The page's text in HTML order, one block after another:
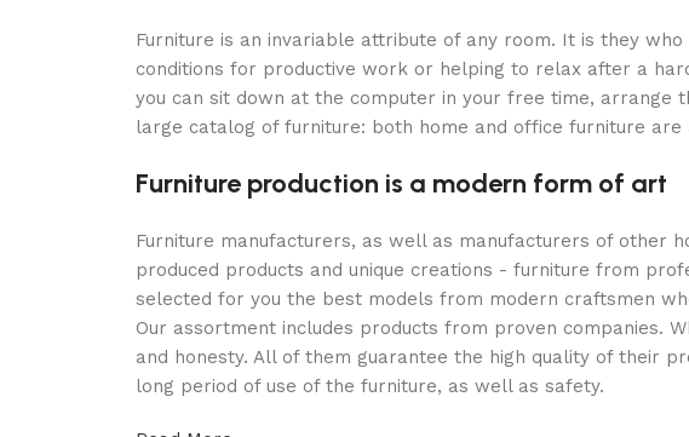
Furniture is an invariable attribute of any room. It is they
conditions for productive work or helping to relax after a
you can sit down at the computer in your free time, arrange
large catalog of furniture: both home and office furniture are
Furniture production is a modern form of art
Furniture manufacturers, as well as manufacturers of other
produced products and unique creations - furniture from
selected for you the best models from modern craftsmen
Our assortment includes products from proven companies.
and honesty. All of them guarantee the high quality of their
long period of use of the furniture, as well as safety.